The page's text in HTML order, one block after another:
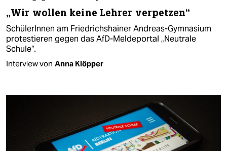
„Wir wollen keine Lehrer verpetzen“
SchülerInnen am Friedrichshainer Andreas-Gymnasium
protestieren gegen das AfD-Meldeportal „Neutrale
Schule“.
Interview von Anna Klöpper